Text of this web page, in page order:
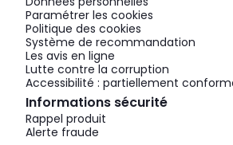
Paramétrer les cookies
Politique des cookies
Système de recommandation
Les avis en ligne
Lutte contre la corruption
Accessibilité : partiellement
Informations sécurité
Rappel produit
Alerte fraude